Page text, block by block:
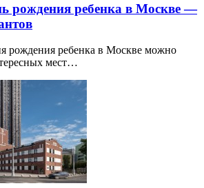
рождения ребенка в Москве —
рождения ребенка в Москве можно
мест…